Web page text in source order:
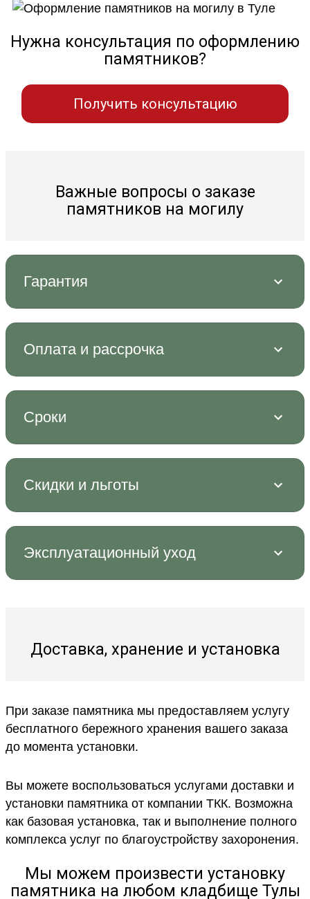
Нужна консультация по оформлению
памятников?
Получить консультацию
Важные вопросы о заказе
памятников на могилу
Гарантия
Оплата и рассрочка
Сроки
Скидки и льготы
Эксплуатационный уход
Доставка, хранение и установка
При заказе памятника мы предоставляем услугу
бесплатного бережного хранения вашего заказа
до момента установки.
Вы можете воспользоваться услугами доставки и
установки памятника от компании ТКК. Возможна
как базовая установка, так и выполнение полного
комплекса услуг по благоустройству захоронения.
Мы можем произвести установку
памятника на любом кладбище Тулы